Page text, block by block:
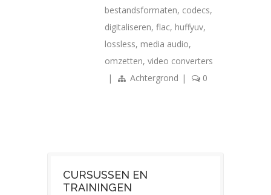
bestandsformaten, codecs,
digitaliseren, flac, huffyuv,
lossless, media audio,
omzetten, video converters
|
Achtergrond | 0
CURSUSSEN EN
TRAININGEN